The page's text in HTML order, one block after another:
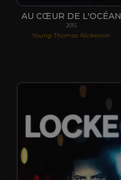
AU CŒUR DE L'OCÉAN
2015
Young Thomas Nickerson